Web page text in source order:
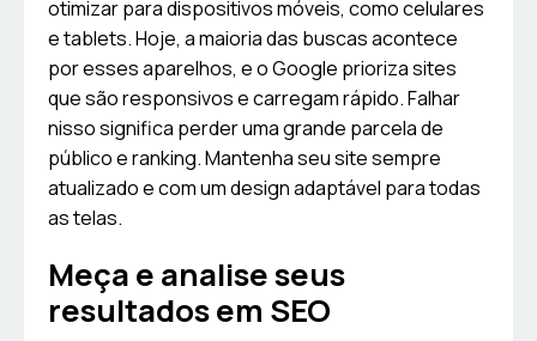
otimizar para dispositivos móveis, como celulares
e tablets. Hoje, a maioria das buscas acontece
por esses aparelhos, e o Google prioriza sites
que são responsivos e carregam rápido. Falhar
nisso significa perder uma grande parcela de
público e ranking. Mantenha seu site sempre
atualizado e com um design adaptável para todas
as telas.
Meça e analise seus
resultados em SEO